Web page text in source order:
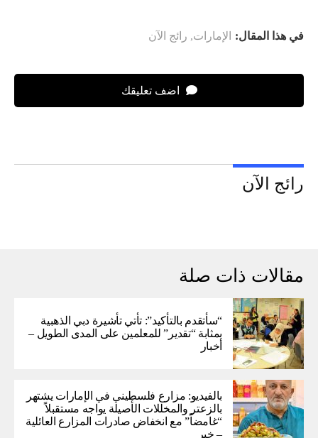
في هذا المقال: الإمارات, رائج الآن
اضف تعليقك
رائج الآن
مقالات ذات صلة
“سأتقدم بالتأكيد”: تأتي تأشيرة دبي الذهبية
بمثابة “تقدير” للمعلمين على المدى الطويل –
أخبار
بالفيديو: مزارع فلسطيني في الإمارات يشتهر
بالزعتر والمخللات الأصيلة يواجه مستقبلاً
“غامضاً” ​​مع انخفاض صادرات المزارع العائلية
– خبر